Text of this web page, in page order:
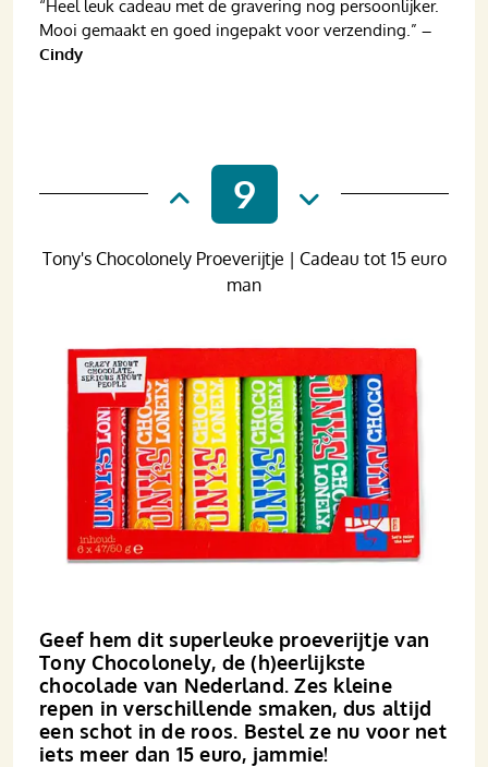
“Heel leuk cadeau met de gravering nog persoonlijker.
Mooi gemaakt en goed ingepakt voor verzending.” –
Cindy
9
Geef hem dit superleuke proeverijtje van
Tony Chocolonely, de (h)eerlijkste
chocolade van Nederland. Zes kleine
repen in verschillende smaken, dus altijd
een schot in de roos. Bestel ze nu voor net
iets meer dan 15 euro, jammie!
Tony's Chocolonely Proeverijtje | Cadeau tot 15 euro
man